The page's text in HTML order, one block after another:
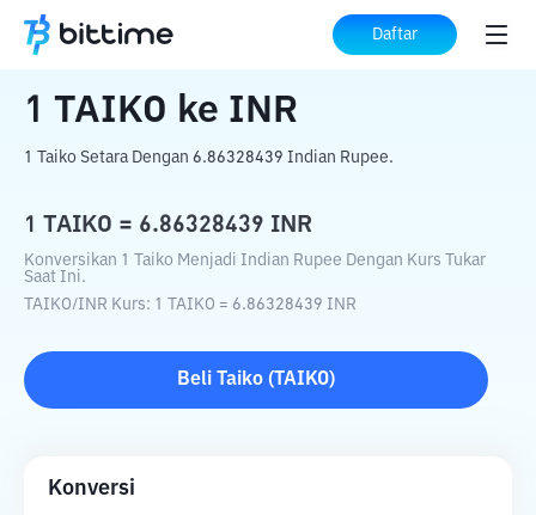
Daftar
Beranda Konverter Kripto TAIKO INR
1 TAIKO ke INR
1 Taiko Setara Dengan 6.86328439 Indian Rupee.
1 TAIKO = 6.86328439 INR
Konversikan 1 Taiko Menjadi Indian Rupee Dengan Kurs Tukar
Saat Ini.
TAIKO/INR Kurs: 1 TAIKO = 6.86328439 INR
Beli Taiko ( TAIKO)
Konversi